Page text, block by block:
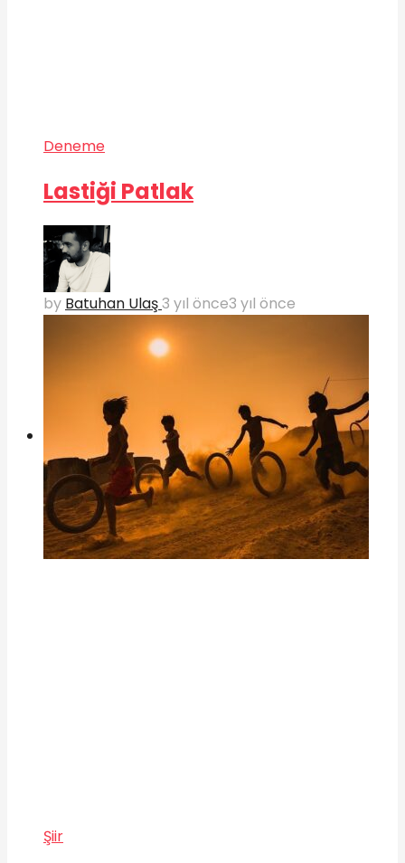
Deneme
Lastiği Patlak
by Batuhan Ulaş3 yıl önce3 yıl önce
Şiir